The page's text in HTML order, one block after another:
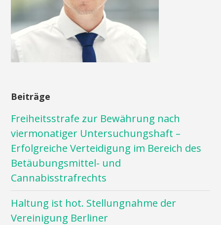
Beiträge
Freiheitsstrafe zur Bewährung nach
viermonatiger Untersuchungshaft –
Erfolgreiche Verteidigung im Bereich des
Betäubungsmittel- und
Cannabisstrafrechts
Haltung ist hot. Stellungnahme der
Vereinigung Berliner